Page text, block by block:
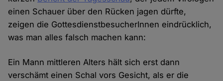
einen Schauer über den Rücken jagen dürfte,
zeigen die GottesdienstbesucherInnen eindrücklich,
was man alles falsch machen kann:
Ein Mann mittleren Alters hält sich erst dann
verschämt einen Schal vors Gesicht, als er die